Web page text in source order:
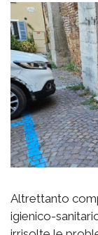
Altrettanto
igienico-